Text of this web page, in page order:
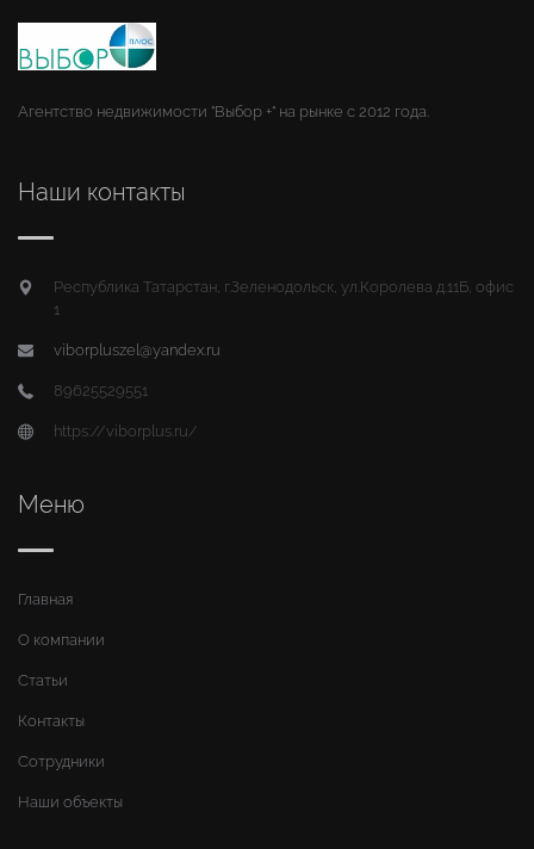
Агентство недвижимости "Выбор +" на рынке с 2012 года.
Наши контакты
Республика Татарстан, г.Зеленодольск, ул.Королева д.11Б, офис
1
viborpluszel@yandex.ru
89625529551
https://viborplus.ru/
Меню
Главная
О компании
Статьи
Контакты
Сотрудники
Наши объекты